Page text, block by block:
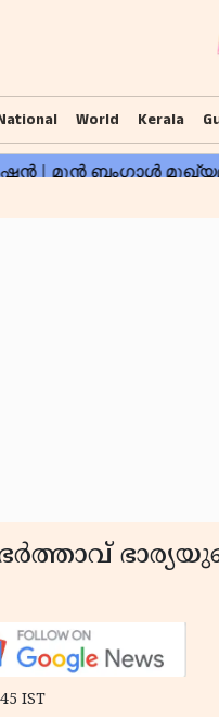
World Kerala
IST